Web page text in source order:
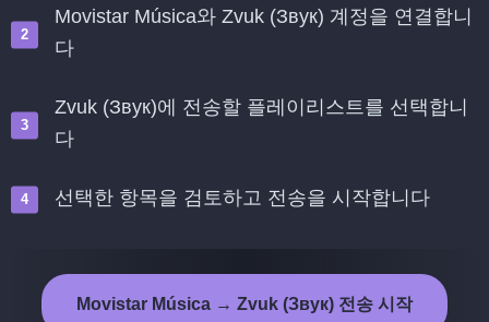
Movistar Música와 Zvuk (Звук) 계정을 연결합니
다
Zvuk (Звук)에 전송할 플레이리스트를 선택합니
다
선택한 항목을 검토하고 전송을 시작합니다
Movistar Música → Zvuk (Звук) 전송 시작